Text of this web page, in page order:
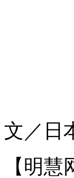
文／日
【明